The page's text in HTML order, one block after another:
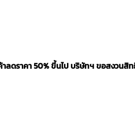
ลดราคา 50% ขึ้นไป บริษัทฯ ขอสงวนสิ